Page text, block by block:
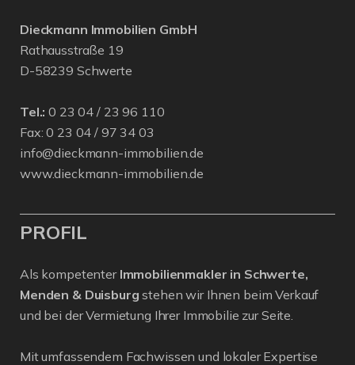
Dieckmann Immobilien GmbH
Rathausstraße 19
D-58239 Schwerte
Tel.: 0 23 04 / 23 96 110
Fax: 0 23 04 / 97 34 03
info@dieckmann-immobilien.de
www.dieckmann-immobilien.de
PROFIL
Als kompetenter Immobilienmakler in Schwerte,
Menden & Duisburg stehen wir Ihnen beim Verkauf
und bei der Vermietung Ihrer Immobilie zur Seite.
Mit umfassendem Fachwissen und lokaler Expertise